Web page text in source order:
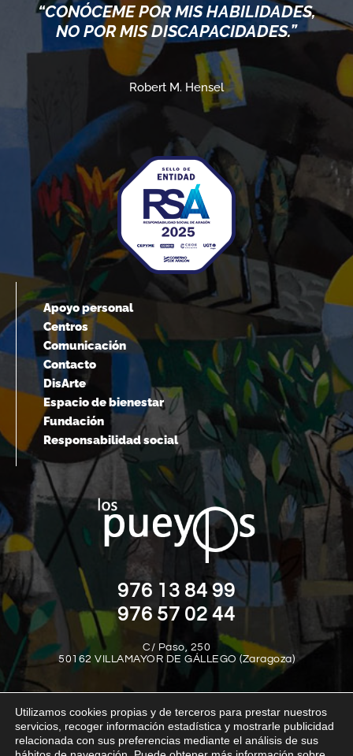
“CONÓCEME POR MIS HABILIDADES,
NO POR MIS DISCAPACIDADES.”
Robert M. Hensel
Apoyo personal
Centros
Comunicación
Contacto
DisArte
Espacio de bienestar
Fundación
Responsabilidad social
976 13 84 99
976 57 02 44
C/ Paso, 250
50162 VILLAMAYOR DE GÁLLEGO (Zaragoza)
Utilizamos cookies propias y de terceros para prestar nuestros
servicios, recoger información estadística y mostrarle publicidad
relacionada con sus preferencias mediante el análisis de sus